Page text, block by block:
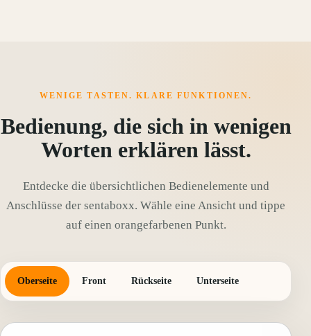
WENIGE TASTEN. KLARE FUNKTIONEN.
Bedienung, die sich in wenigen
Worten erklären lässt.
Entdecke die übersichtlichen Bedienelemente und
Anschlüsse der sentaboxx. Wähle eine Ansicht und tippe
auf einen orangefarbenen Punkt.
Oberseite Front Rückseite Unterseite